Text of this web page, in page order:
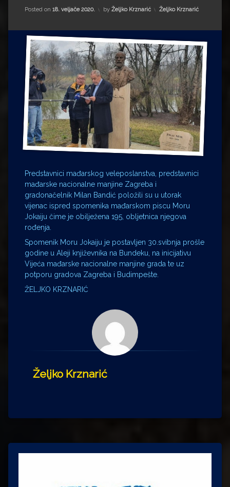
Matea Andrić
Ljiljana Lekanić-Kljaić
Željko Krznarić
Mario Lovreković
Miroslav Šantek
Posted on 18. veljače 2020. by Željko Krznarić Kategorije:
Željko Krznarić
Predstavnici mađarskog veleposlanstva, predstavnici
mađarske nacionalne manjine Zagreba i
gradonačelnik Milan Bandić položili su u utorak
vijenac ispred spomenika mađarskom piscu Moru
Jokaiju čime je obilježena 195, obljetnica njegova
rođenja.
Spomenik Moru Jokaiju je postavljen 30.svibnja prošle
godine u Aleji književnika na Bundeku, na inicijativu
Vijeća mađarske nacionalne manjine grada te uz
potporu gradova Zagreba i Budimpešte.
ŽELJKO KRZNARIĆ
Željko Krznarić